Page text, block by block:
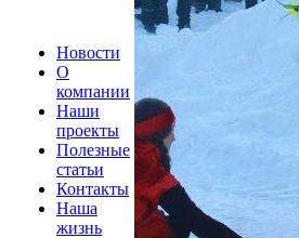
Новости
О
компании
Наши
проекты
Полезные
статьи
Контакты
Наша
жизнь